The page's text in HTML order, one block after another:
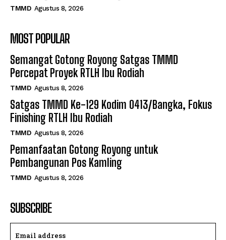
TMMD Agustus 8, 2026
MOST POPULAR
Semangat Gotong Royong Satgas TMMD
Percepat Proyek RTLH Ibu Rodiah
TMMD Agustus 8, 2026
Satgas TMMD Ke-129 Kodim 0413/Bangka, Fokus
Finishing RTLH Ibu Rodiah
TMMD Agustus 8, 2026
Pemanfaatan Gotong Royong untuk
Pembangunan Pos Kamling
TMMD Agustus 8, 2026
SUBSCRIBE